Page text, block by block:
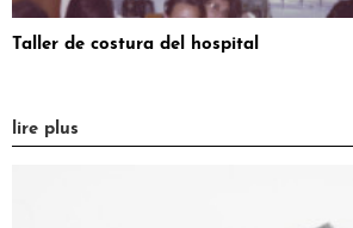
Taller de costura del hospital
lire plus